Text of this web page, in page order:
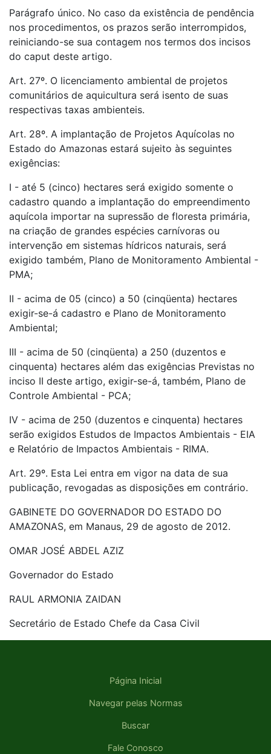
Parágrafo único. No caso da existência de pendência
nos procedimentos, os prazos serão interrompidos,
reiniciando-se sua contagem nos termos dos incisos
do caput deste artigo.
Art. 27º. O licenciamento ambiental de projetos
comunitários de aquicultura será isento de suas
respectivas taxas ambienteis.
Art. 28º. A implantação de Projetos Aquícolas no
Estado do Amazonas estará sujeito às seguintes
exigências:
I - até 5 (cinco) hectares será exigido somente o
cadastro quando a implantação do empreendimento
aquícola importar na supressão de floresta primária,
na criação de grandes espécies carnívoras ou
intervenção em sistemas hídricos naturais, será
exigido também, Plano de Monitoramento Ambiental -
PMA;
II - acima de 05 (cinco) a 50 (cinqüenta) hectares
exigir-se-á cadastro e Plano de Monitoramento
Ambiental;
III - acima de 50 (cinqüenta) a 250 (duzentos e
cinquenta) hectares além das exigências Previstas no
inciso II deste artigo, exigir-se-á, também, Plano de
Controle Ambiental - PCA;
IV - acima de 250 (duzentos e cinquenta) hectares
serão exigidos Estudos de Impactos Ambientais - EIA
e Relatório de Impactos Ambientais - RIMA.
Art. 29º. Esta Lei entra em vigor na data de sua
publicação, revogadas as disposições em contrário.
GABINETE DO GOVERNADOR DO ESTADO DO
AMAZONAS, em Manaus, 29 de agosto de 2012.
OMAR JOSÉ ABDEL AZIZ
Governador do Estado
RAUL ARMONIA ZAIDAN
Secretário de Estado Chefe da Casa Civil
Página Inicial
Navegar pelas Normas
Buscar
Fale Conosco